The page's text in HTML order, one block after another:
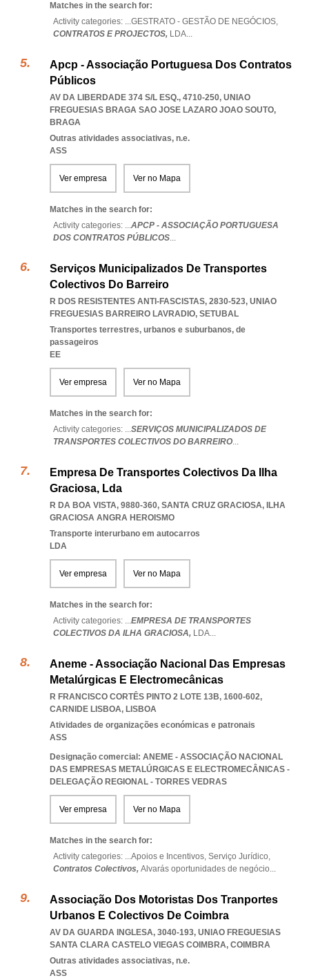
Matches in the search for:
Activity categories: ...GESTRATO - GESTÃO DE NEGÓCIOS,
CONTRATOS E PROJECTOS, LDA...
Apcp - Associação Portuguesa Dos Contratos
Públicos
AV DA LIBERDADE 374 S/L ESQ., 4710-250, UNIAO
FREGUESIAS BRAGA SAO JOSE LAZARO JOAO SOUTO,
BRAGA
Outras atividades associativas, n.e.
ASS
Ver empresa Ver no Mapa
Matches in the search for:
Activity categories: ...APCP - ASSOCIAÇÃO PORTUGUESA
DOS CONTRATOS PÚBLICOS...
Serviços Municipalizados De Transportes
Colectivos Do Barreiro
R DOS RESISTENTES ANTI-FASCISTAS, 2830-523, UNIAO
FREGUESIAS BARREIRO LAVRADIO, SETUBAL
Transportes terrestres, urbanos e suburbanos, de
passageiros
EE
Ver empresa Ver no Mapa
Matches in the search for:
Activity categories: ...SERVIÇOS MUNICIPALIZADOS DE
TRANSPORTES COLECTIVOS DO BARREIRO...
Empresa De Transportes Colectivos Da Ilha
Graciosa, Lda
R DA BOA VISTA, 9880-360, SANTA CRUZ GRACIOSA, ILHA
GRACIOSA ANGRA HEROISMO
Transporte interurbano em autocarros
LDA
Ver empresa Ver no Mapa
Matches in the search for:
Activity categories: ...EMPRESA DE TRANSPORTES
COLECTIVOS DA ILHA GRACIOSA, LDA...
Aneme - Associação Nacional Das Empresas
Metalúrgicas E Electromecânicas
R FRANCISCO CORTÊS PINTO 2 LOTE 13B, 1600-602,
CARNIDE LISBOA, LISBOA
Atividades de organizações económicas e patronais
ASS
Designação comercial: ANEME - ASSOCIAÇÃO NACIONAL
DAS EMPRESAS METALÚRGICAS E ELECTROMECÂNICAS -
DELEGAÇÃO REGIONAL - TORRES VEDRAS
Ver empresa Ver no Mapa
Matches in the search for:
Activity categories: ...Apoios e Incentivos, Serviço Jurídico,
Contratos Colectivos, Alvarás oportunidades de negócio...
Associação Dos Motoristas Dos Tranportes
Urbanos E Colectivos De Coimbra
AV DA GUARDA INGLESA, 3040-193, UNIAO FREGUESIAS
SANTA CLARA CASTELO VIEGAS COIMBRA, COIMBRA
Outras atividades associativas, n.e.
ASS